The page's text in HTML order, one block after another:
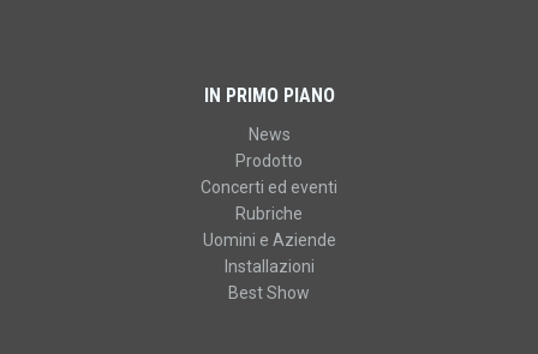
IN PRIMO PIANO
News
Prodotto
Concerti ed eventi
Rubriche
Uomini e Aziende
Installazioni
Best Show